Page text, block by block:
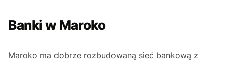
Banki w Maroko
Maroko ma dobrze rozbudowaną sieć bankową z